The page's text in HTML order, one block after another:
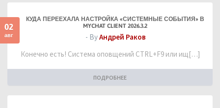
02
авг
КУДА ПЕРЕЕХАЛА НАСТРОЙКА «СИСТЕМНЫЕ СОБЫТИЯ» В
MYCHAT CLIENT 2026.3.2
- ByАндрей Раков
Конечно есть! Система оповщений CTRL+F9 или ищ[…]
ПОДРОБНЕЕ